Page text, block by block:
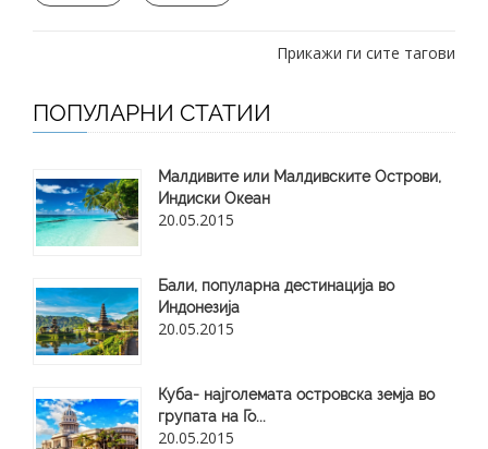
Прикажи ги сите тагови
ПОПУЛАРНИ СТАТИИ
Малдивите или Малдивските Острови,
Индиски Океан
20.05.2015
Бали, популарна дестинација во
Индонезија
20.05.2015
Куба- најголемата островска земја во
групата на Го...
20.05.2015